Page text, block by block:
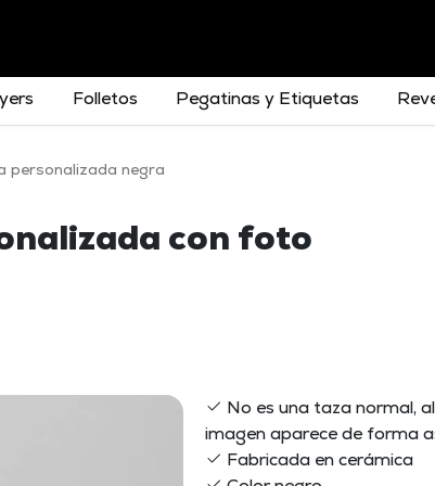
Folletos Pegatinas y Etiquetas
personalizada negra
con foto
No es una taza normal,
imagen aparece de forma
Fabricada en cerámica